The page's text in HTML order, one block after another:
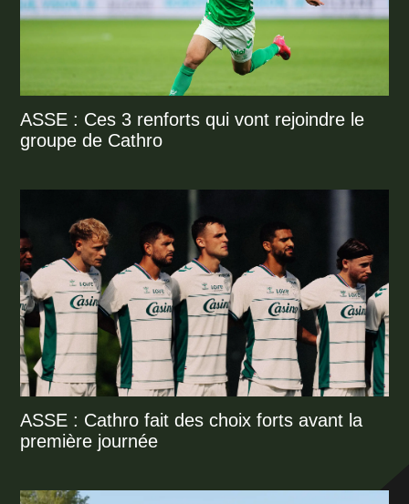
ASSE : Ces 3 renforts qui vont rejoindre le
groupe de Cathro
ASSE : Cathro fait des choix forts avant la
première journée